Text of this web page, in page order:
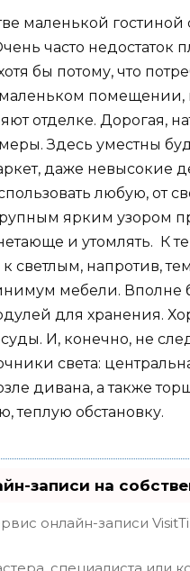
маленькой
часто недостаток
бы потому, что
помещении,
отделке. Дорогая,
Здесь уместны
даже невысокие
любую, от
ярким узором
и утомлять. К
светлым, напротив,
мебели. Вполне
для хранения.
И, конечно, не
света:
дивана, а также
теплую обстановку.
записи на
онлайн-записи
специалиста или